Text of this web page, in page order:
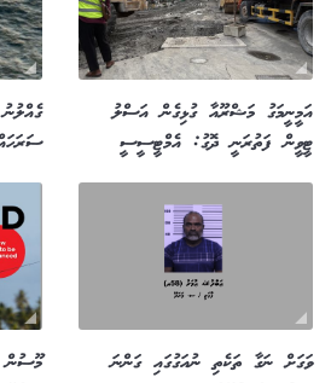
އަމީނީމަގު މަޝްރޫއާ ގުޅިގެން އަސްލު
ޓީވީން ފަތުރަނީ ދޮގު: އެމްޓީސީސީ
ވަގަށް ނަގާ ތަކެތި ނުއަގުގައި ގަންނަ
މޫސުން